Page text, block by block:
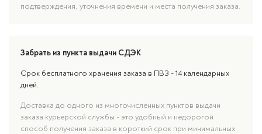
подтверждения, уточнения времени и места получения заказа.
Забрать из пункта выдачи СДЭК
Срок бесплатного хранения заказа в ПВЗ - 14 календарных
дней.
Доставка до одного из многочисленных пунктов выдачи
заказа курьерской службы - это удобный и недорогой
способ получения заказа в короткий срок при минимальных